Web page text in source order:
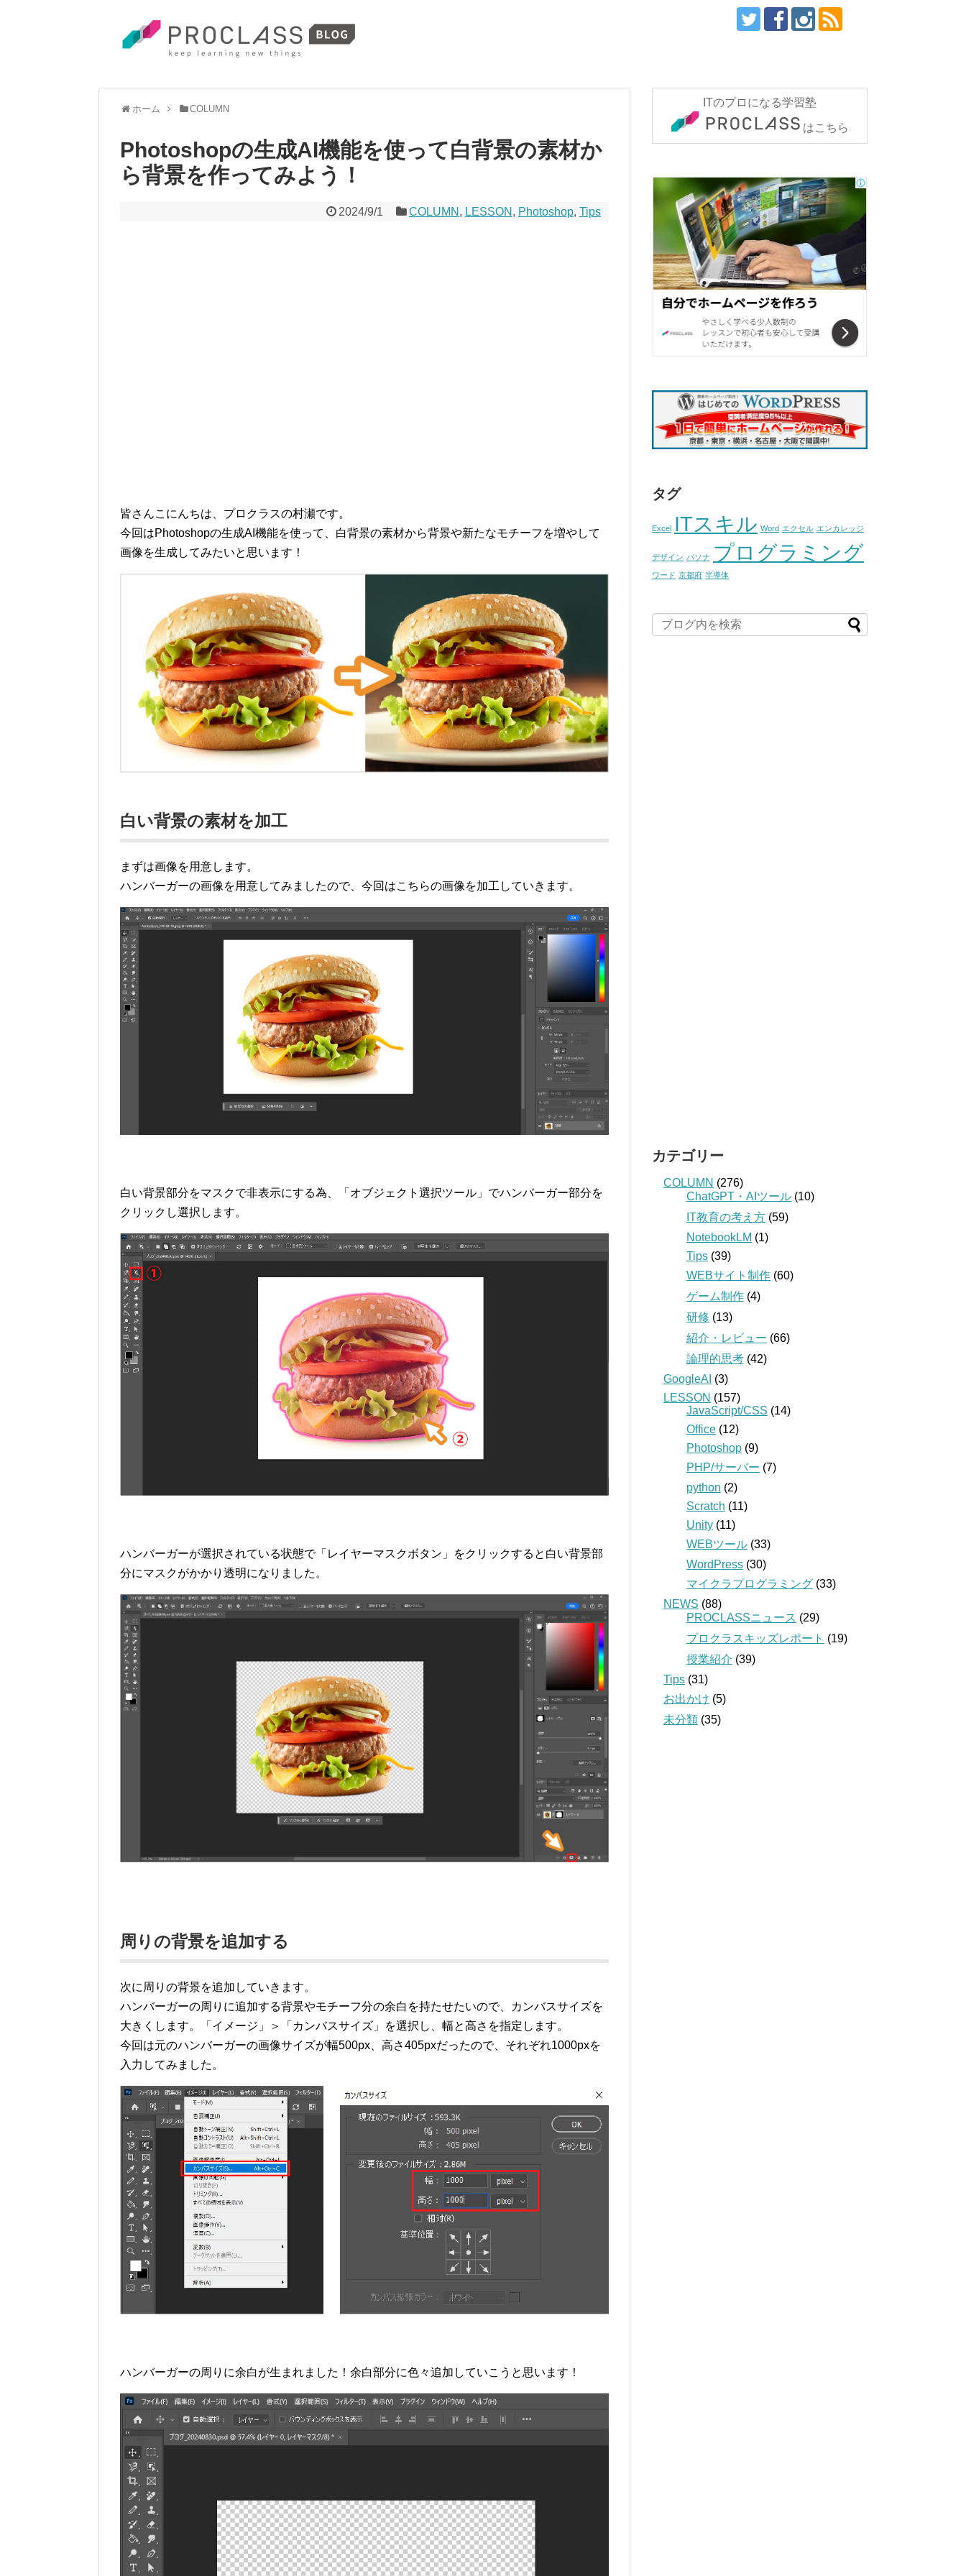
ホーム COLUMN
Photoshopの生成AI機能を使って白背景の素材か
ら背景を作ってみよう！
2024/9/1 COLUMN , LESSON , Photoshop, Tips
皆さんこにんちは、プロクラスの村瀬です。
今回はPhotoshopの生成AI機能を使って、白背景の素材から背景や新たなモチーフを増やして
画像を生成してみたいと思います！
白い背景の素材を加工
まずは画像を用意します。
ハンバーガーの画像を用意してみましたので、今回はこちらの画像を加工していきます。
白い背景部分をマスクで非表示にする為、「オブジェクト選択ツール」でハンバーガー部分を
クリックし選択します。
ハンバーガーが選択されている状態で「レイヤーマスクボタン」をクリックすると白い背景部
分にマスクがかかり透明になりました。
周りの背景を追加する
次に周りの背景を追加していきます。
ハンバーガーの周りに追加する背景やモチーフ分の余白を持たせたいので、カンバスサイズを
大きくします。「イメージ」＞「カンバスサイズ」を選択し、幅と高さを指定します。
今回は元のハンバーガーの画像サイズが幅500px、高さ405pxだったので、それぞれ1000pxを
入力してみました。
ハンバーガーの周りに余白が生まれました！余白部分に色々追加していこうと思います！
ITのプロになる学習塾
はこちら
タグ
Excel ITスキル Word エクセル エンカレッジ
デザイン パソナ プログラミング
ワード 京都府 半導体
カテゴリー
COLUMN (276)
ChatGPT・AIツール (10)
IT教育の考え方 (59)
NotebookLM (1)
Tips (39)
WEBサイト制作 (60)
ゲーム制作 (4)
研修 (13)
紹介・レビュー (66)
論理的思考 (42)
GoogleAI (3)
LESSON (157)
JavaScript/CSS (14)
Office (12)
Photoshop (9)
PHP/サーバー (7)
python (2)
Scratch (11)
Unity (11)
WEBツール (33)
WordPress (30)
マイクラプログラミング (33)
NEWS (88)
PROCLASSニュース (29)
プロクラスキッズレポート (19)
授業紹介 (39)
Tips (31)
お出かけ (5)
未分類 (35)